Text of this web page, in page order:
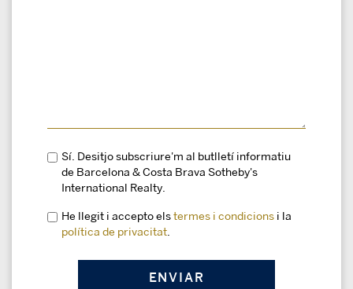
Sí. Desitjo subscriure'm al butlletí informatiu
de Barcelona & Costa Brava Sotheby's
International Realty.
He llegit i accepto els termes i condicions i la
política de privacitat